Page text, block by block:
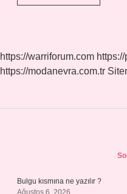
Tanı
https://warriforum.com
https://modanevra.com.tr
Bulgu kısmına ne yazılır ?
Ağustos 6, 2026